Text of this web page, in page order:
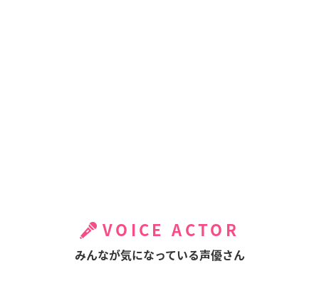
VOICE ACTOR
みんなが気になっている声優さん